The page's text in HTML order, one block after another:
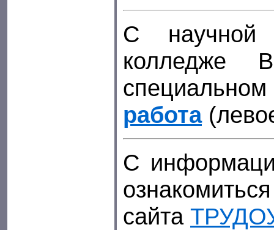
С научной
колледже
работа
С
сайта